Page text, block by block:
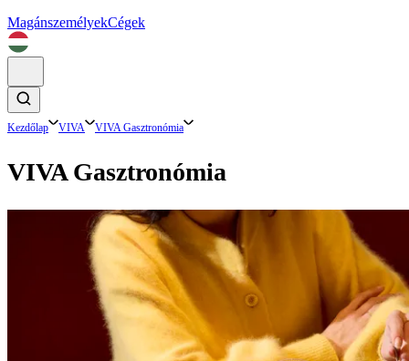
MagánszemélyekCégek
Kezdőlap VIVA VIVA Gasztronómia
VIVA Gasztronómia